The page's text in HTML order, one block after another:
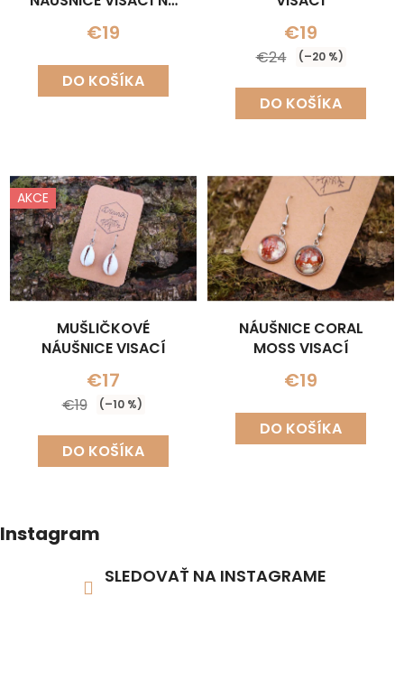
LŮŽKU
€19
DO KOŠÍKA
€19
€24 (–20 %)
DO KOŠÍKA
AKCE
MUŠLIČKOVÉ
NÁUŠNICE VISACÍ
€17
€19 (–10 %)
DO KOŠÍKA
NÁUŠNICE CORAL
MOSS VISACÍ
€19
DO KOŠÍKA
Instagram
SLEDOVAŤ NA INSTAGRAME